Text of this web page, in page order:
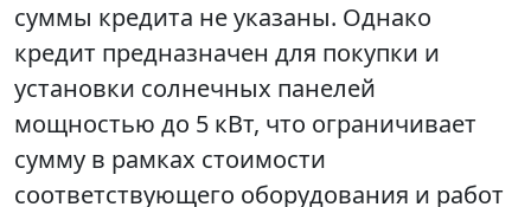
суммы кредита не указаны. Однако
кредит предназначен для покупки и
установки солнечных панелей
мощностью до 5 кВт, что ограничивает
сумму в рамках стоимости
соответствующего оборудования и работ